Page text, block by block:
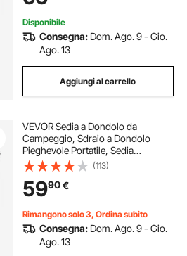
Disponibile
Consegna: Dom. Ago. 9 - Gio.
Ago. 13
Aggiungi al carrello
VEVOR Sedia a Dondolo da
Campeggio, Sdraio a Dondolo
Pieghevole Portatile, Sedia
Reclinabile da Giardino, Carico
max. 100kg, Sdraio da Campeggio
Balcone, Giardino
(113)
5990€
Rimangono solo 3, Ordina subito
Consegna: Dom. Ago. 9 - Gio.
Ago. 13